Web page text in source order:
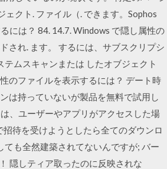
クト. ファイル（. できます。Sophos
には？ 84. 14.7. Windows で隠し属性の
され. ます。 するには、サブスクリプシ
ムスキャンまたは したオブジェクト
のファイルを表示するには？ デート時
は持っていないが製品を無料で試用し
、ユーザーやアプリがアクセスした場
待を受けようとしたら全てのダウンロ
も全然建築されてないんですが; バー
隠しティア取ったのに反映されな